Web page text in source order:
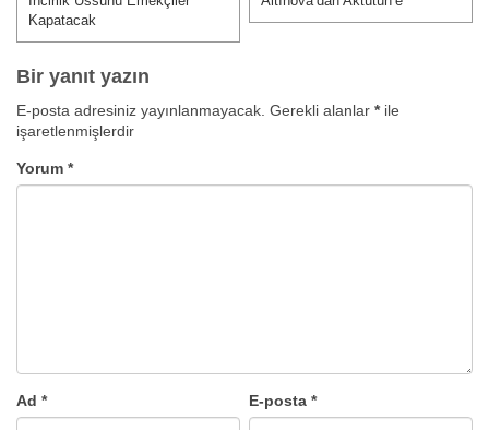
Kapatacak
Bir yanıt yazın
E-posta adresiniz yayınlanmayacak. Gerekli alanlar *ile
işaretlenmişlerdir
Yorum *
Ad * E-posta*